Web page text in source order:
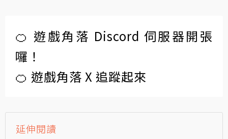
🍊 遊戲角落 Discord 伺服器開張
囉！
🍊 遊戲角落 X 追蹤起來
延伸閱讀